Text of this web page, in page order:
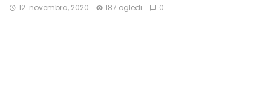
12. novembra, 2020 187 ogledi 0